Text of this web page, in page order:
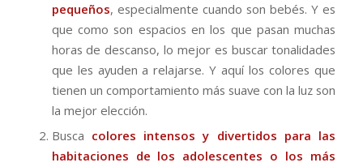
pequeños, especialmente cuando son bebés. Y es
que como son espacios en los que pasan muchas
horas de descanso, lo mejor es buscar tonalidades
que les ayuden a relajarse. Y aquí los colores que
tienen un comportamiento más suave con la luz son
la mejor elección.
Busca colores intensos y divertidos para las
habitaciones de los adolescentes o los más